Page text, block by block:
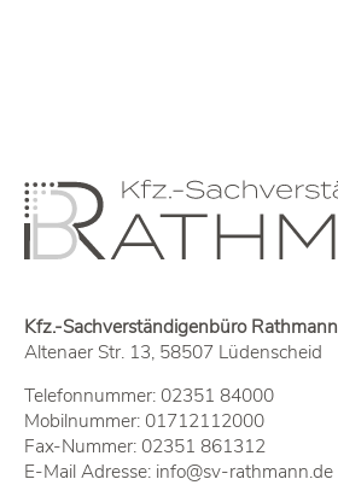
Kfz.-Sachverständigenbüro Rathmann
Altenaer Str. 13, 58507 Lüdenscheid
Telefonnummer: 02351 84000
Mobilnummer: 01712112000
Fax-Nummer: 02351 861312
E-Mail Adresse: info@sv-rathmann.de